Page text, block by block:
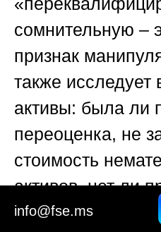
сомнительную –
признак
также исследует
активы: была ли
переоценка, не
стоимость
активов, нет ли
фиктивных
info@fse.ms